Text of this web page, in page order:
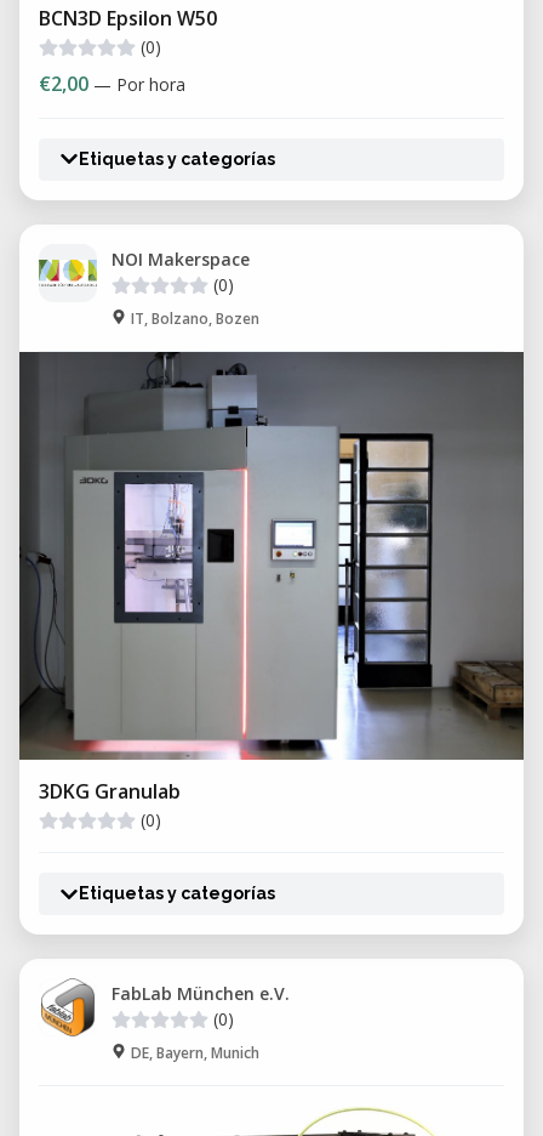
BCN3D Epsilon W50
(0)
€2,00 — Por hora
Etiquetas y categorías
NOI Makerspace
(0)
IT, Bolzano, Bozen
3DKG Granulab
(0)
Etiquetas y categorías
FabLab München e.V.
(0)
DE, Bayern, Munich